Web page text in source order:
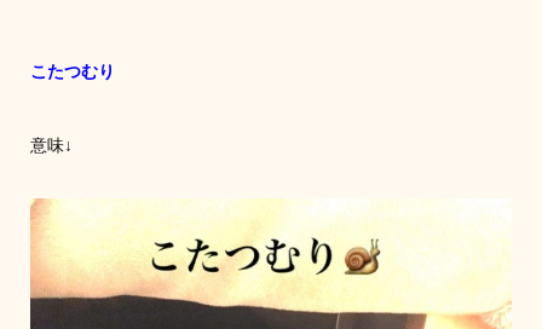
こたつむり
意味↓